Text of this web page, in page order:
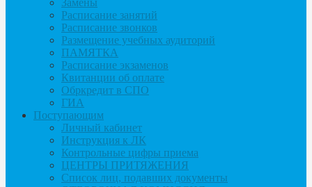
Расписание занятий
Расписание звонков
Размещение учебных аудиторий
ПАМЯТКА
Расписание экзаменов
Квитанции об оплате
Обркредит в СПО
ГИА
Поступающим
Личный кабинет
Инструкция к ЛК
Контрольные цифры приема
ЦЕНТРЫ ПРИТЯЖЕНИЯ
Список лиц, подавших документы